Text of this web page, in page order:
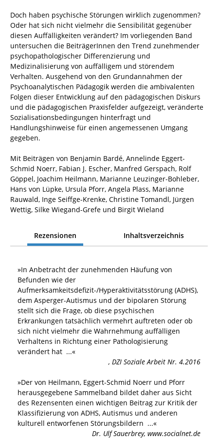
Doch haben psychische Störungen wirklich zugenommen?
Oder hat sich nicht vielmehr die Sensibilität gegenüber
diesen Auffälligkeiten verändert? Im vorliegenden Band
untersuchen die BeiträgerInnen den Trend zunehmender
psychopathologischer Differenzierung und
Medizinalisierung von auffälligem und störendem
Verhalten. Ausgehend von den Grundannahmen der
Psychoanalytischen Pädagogik werden die ambivalenten
Folgen dieser Entwicklung auf den pädagogischen Diskurs
und die pädagogischen Praxisfelder aufgezeigt, veränderte
Sozialisationsbedingungen hinterfragt und
Handlungshinweise für einen angemessenen Umgang
gegeben.
Mit Beiträgen von Benjamin Bardé, Annelinde Eggert-
Schmid Noerr, Fabian J. Escher, Manfred Gerspach, Rolf
Göppel, Joachim Heilmann, Marianne Leuzinger-Bohleber,
Hans von Lüpke, Ursula Pforr, Angela Plass, Marianne
Rauwald, Inge Seiffge-Krenke, Christine Tomandl, Jürgen
Wettig, Silke Wiegand-Grefe und Birgit Wieland
Rezensionen Inhaltsverzeichnis
»In Anbetracht der zunehmenden Häufung von
Befunden wie der
Aufmerksamkeitsdefizit-/Hyperaktivitätsstörung (ADHS),
dem Asperger-Autismus und der bipolaren Störung
stellt sich die Frage, ob diese psychischen
Erkrankungen tatsächlich vermehrt auftreten oder ob
sich nicht vielmehr die Wahrnehmung auffälligen
Verhaltens in Richtung einer Pathologisierung
verändert hat ...«
, DZI Soziale Arbeit Nr. 4.2016
»Der von Heilmann, Eggert-Schmid Noerr und Pforr
herausgegebene Sammelband bildet daher aus Sicht
des Rezensenten einen wichtigen Beitrag zur Kritik der
Klassifizierung von ADHS, Autismus und anderen
kulturell entworfenen Störungsbildern ...«
Dr. Ulf Sauerbrey, www.socialnet.de